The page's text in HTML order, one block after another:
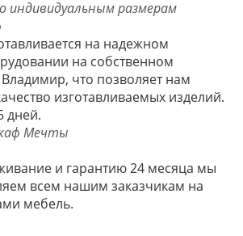
на надежном
на собственном
Владимир, что позволяет нам
изготавливаемых изделий.
дней.
и гарантию 24 месяца мы
всем нашим заказчикам на
мебель.